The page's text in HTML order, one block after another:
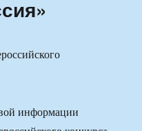
информации